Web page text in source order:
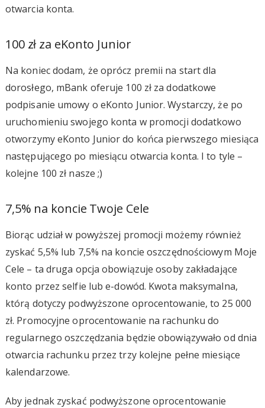
otwarcia konta.
100 zł za eKonto Junior
Na koniec dodam, że oprócz premii na start dla
dorosłego, mBank oferuje 100 zł za dodatkowe
podpisanie umowy o eKonto Junior. Wystarczy, że po
uruchomieniu swojego konta w promocji dodatkowo
otworzymy eKonto Junior do końca pierwszego miesiąca
następującego po miesiącu otwarcia konta. I to tyle –
kolejne 100 zł nasze ;)
7,5% na koncie Twoje Cele
Biorąc udział w powyższej promocji możemy również
zyskać 5,5% lub 7,5% na koncie oszczędnościowym Moje
Cele – ta druga opcja obowiązuje osoby zakładające
konto przez selfie lub e-dowód. Kwota maksymalna,
którą dotyczy podwyższone oprocentowanie, to 25 000
zł. Promocyjne oprocentowanie na rachunku do
regularnego oszczędzania będzie obowiązywało od dnia
otwarcia rachunku przez trzy kolejne pełne miesiące
kalendarzowe.
Aby jednak zyskać podwyższone oprocentowanie